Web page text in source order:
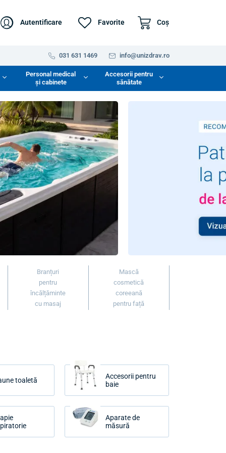
Autentificare Favorite Coş
031 631 1469 info@unizdrav.ro
Personal medical
și cabinete
Accesorii pentru
sănătate
Branțuri
pentru
încălțăminte
cu masaj
Mască
cosmetică
coreeană
pentru față
toaletă
Accesorii pentru
baie
Aparate de
măsură